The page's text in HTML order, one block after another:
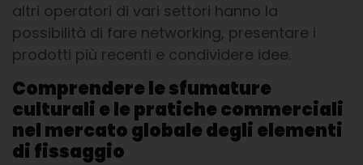
altri operatori di vari settori hanno la
possibilità di fare networking, presentare i
prodotti più recenti e condividere idee.
Comprendere le sfumature
culturali e le pratiche commerciali
nel mercato globale degli elementi
di fissaggio